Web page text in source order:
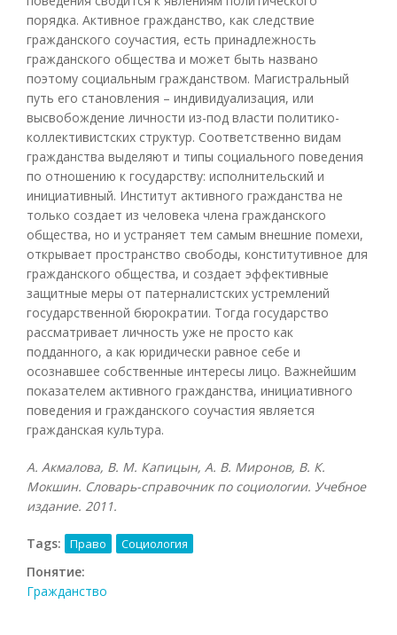
порядка. Активное гражданство, как следствие
гражданского соучастия, есть принадлежность
гражданского общества и может быть названо
поэтому социальным гражданством. Магистральный
путь его становления – индивидуализация, или
высвобождение личности из-под власти политико-
коллективистских структур. Соответственно видам
гражданства выделяют и типы социального поведения
по отношению к государству: исполнительский и
инициативный. Институт активного гражданства не
только создает из человека члена гражданского
общества, но и устраняет тем самым внешние помехи,
открывает пространство свободы, конститутивное для
гражданского общества, и создает эффективные
защитные меры от патерналистских устремлений
государственной бюрократии. Тогда государство
рассматривает личность уже не просто как
подданного, а как юридически равное себе и
осознавшее собственные интересы лицо. Важнейшим
показателем активного гражданства, инициативного
поведения и гражданского соучастия является
гражданская культура.
А. Акмалова, В. М. Капицын, А. В. Миронов, В. К.
Мокшин. Словарь-справочник по социологии. Учебное
издание. 2011.
Tags: Право Социология
Понятие:
Гражданство